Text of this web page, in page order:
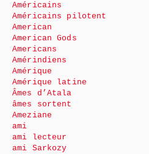
Américains
Américains pilotent
American
American Gods
Americans
Amérindiens
Amérique
Amérique latine
Âmes d’Atala
âmes sortent
Ameziane
ami
ami lecteur
ami Sarkozy